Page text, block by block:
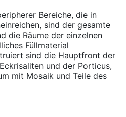
Bereiche, die in
sind der gesamte
die Räume der einzelnen
Füllmaterial
sind die Hauptfront der
und der Porticus,
mit Mosaik und Teile des